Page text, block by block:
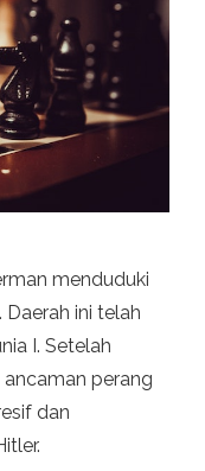
menduduki
ini telah
I. Setelah
perang
dan